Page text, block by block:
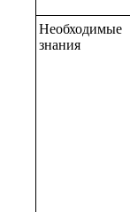
Необходимые
знания